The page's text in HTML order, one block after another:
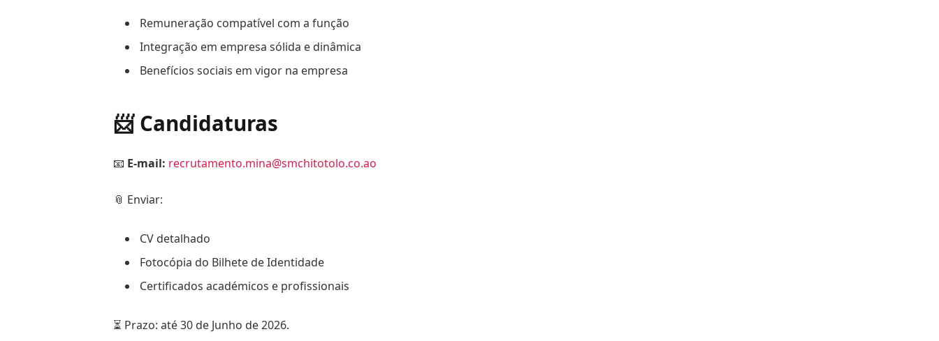
Remuneração compatível com a função
Integração em empresa sólida e dinâmica
Benefícios sociais em vigor na empresa
📨 Candidaturas
📧 E-mail: recrutamento.mina@smchitotolo.co.ao
📎 Enviar:
CV detalhado
Fotocópia do Bilhete de Identidade
Certificados académicos e profissionais
⏳ Prazo: até 30 de Junho de 2026.